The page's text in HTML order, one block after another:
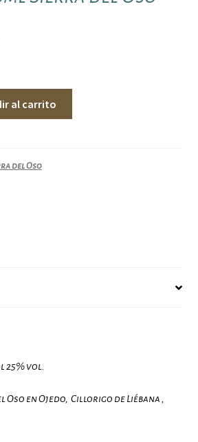
al carrito
del Oso
vol.
Oso en Ojedo, Cillorigo de Liébana ,